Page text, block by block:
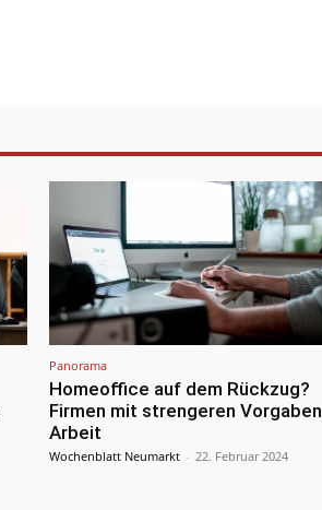
Panorama
Homeoffice auf dem Rückzug?
Firmen mit strengeren Vorgaben
Arbeit
Wochenblatt Neumarkt - 22. Februar 2024